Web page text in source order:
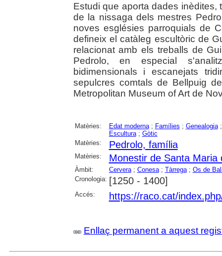
Estudi que aporta dades
de la nissaga dels mestres
noves esglésies parroquials de
defineix el catàleg escultòric de
relacionat amb els treballs de
Pedrolo, en especial
bidimensionals i escanejats
sepulcres comtals de Bellpuig
Metropolitan Museum of Art de
Matèries: Edat moderna; Famílies ; Genealogia
Escultura; Gòtic
Matèries:
Pedrolo, família
Matèries: Monestir de Santa Maria
Àmbit: Cervera; Conesa; Tàrrega; Os de
Cronologia: [1250 - 1400]
Accés: https://raco.cat/
Enllaç permanent a aquest